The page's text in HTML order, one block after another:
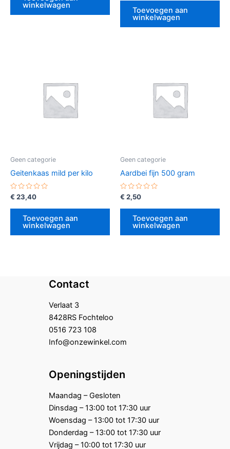
winkelwagen
Toevoegen aan
winkelwagen
Geen categorie
Geitenkaas mild per kilo
Gewaardeerd
0
uit
€ 23,40
Toevoegen aan
winkelwagen
Geen categorie
Aardbei fijn 500 gram
Gewaardeerd
0
uit
€ 2,50
Toevoegen aan
winkelwagen
Contact
Verlaat 3
8428RS Fochteloo
0516 723 108
Info@onzewinkel.com
Openingstijden
Maandag – Gesloten
Dinsdag – 13:00 tot 17:30 uur
Woensdag – 13:00 tot 17:30 uur
Donderdag – 13:00 tot 17:30 uur
Vrijdag – 10:00 tot 17:30 uur